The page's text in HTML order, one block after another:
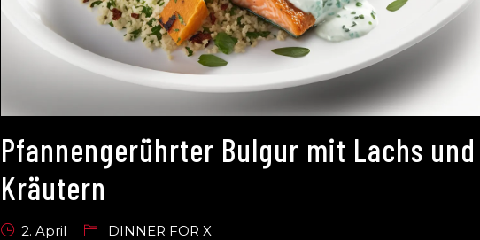
Pfannengerührter Bulgur mit Lachs und
Kräutern
2. April DINNER FOR X